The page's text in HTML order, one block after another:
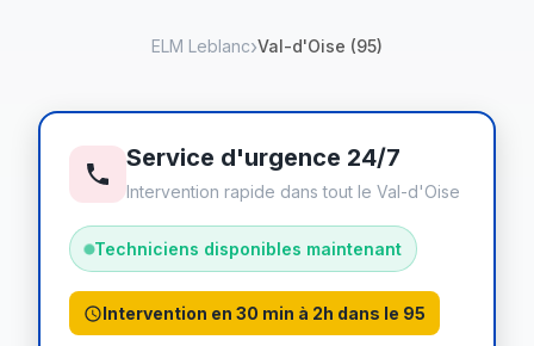
ELM Leblanc Val-d'Oise (95)
Service d'urgence 24/7
Intervention rapide dans tout le Val-d'Oise
Techniciens disponibles maintenant
Intervention en 30 min à 2h dans le 95